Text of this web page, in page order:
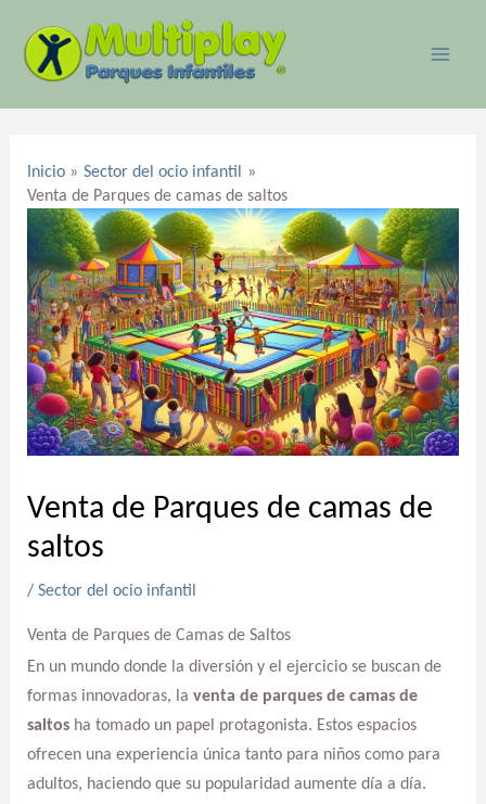
contenido
Inicio
Sector del ocio infantil
Venta de Parques de camas de saltos
Venta de Parques de camas de
saltos
/ Sector del ocio infantil
Venta de Parques de Camas de Saltos
En un mundo donde la diversión y el ejercicio se buscan de
formas innovadoras, la venta de parques de camas de
saltosha tomado un papel protagonista. Estos espacios
ofrecen una experiencia única tanto para niños como para
adultos, haciendo que su popularidad aumente día a día.
entradas